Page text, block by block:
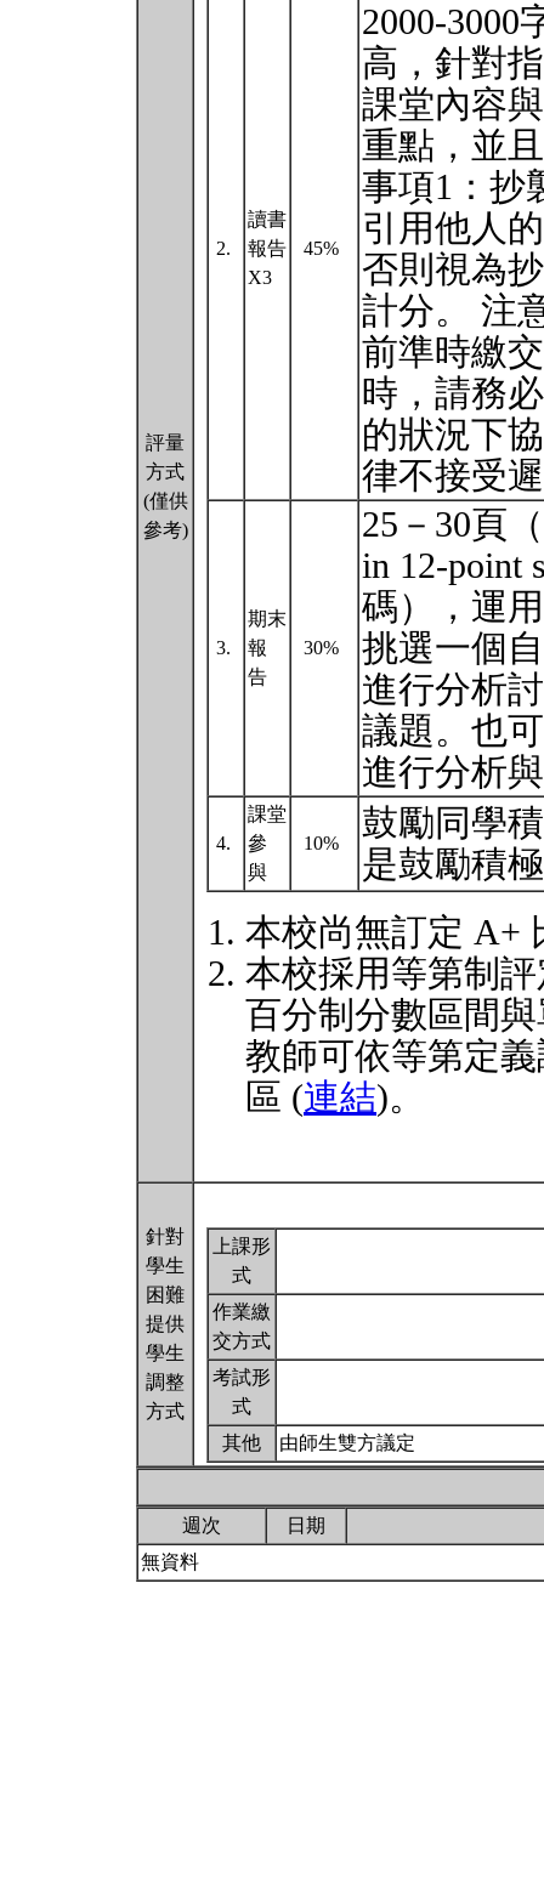
評量
方式
(僅供
參考)
2.
讀書
報告
X3
45%
2000-3000
高，針對
課堂內容
重點，並
事項1：抄
引用他人
否則視為
計分。 注
前準時繳
時，請務
的狀況下
律不接受
3.
期末
報
告
30%
25－30頁
in 12-point
碼），運
挑選一個
進行分析
議題。也
進行分析
4.
課堂
參
與
10%
鼓勵同學
是鼓勵積
本校尚無訂定 A+
本校採用等第制
百分制分數區間
教師可依等第定
區 (連結)。
針對
學生
困難
提供
學生
調整
方式
上課形
式
作業繳
交方式
考試形
式
其他
由師生雙方議定
週次
日期
無資料